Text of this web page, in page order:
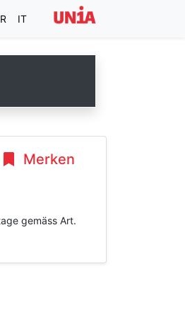
IT
Merken
gemäss Art.